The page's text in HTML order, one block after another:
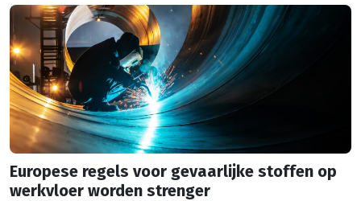
Commissie in december 2025 presenteerde. Hart- en
vaatziekten zijn de grootste doodsoorzaak in
Europa: elk jaar …Continued
Europese regels voor gevaarlijke stoffen op
werkvloer worden strenger